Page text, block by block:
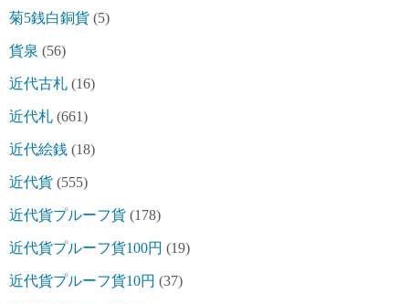
菊5銭白銅貨 (5)
貨泉 (56)
近代古札 (16)
近代札 (661)
近代絵銭 (18)
近代貨 (555)
近代貨プルーフ貨 (178)
近代貨プルーフ貨100円 (19)
近代貨プルーフ貨10円 (37)